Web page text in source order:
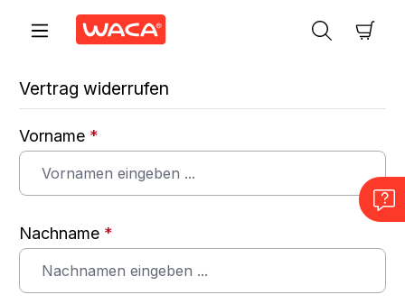
Zum Hauptinhalt springen
Vertrag widerrufen
Vorname *
Nachname *